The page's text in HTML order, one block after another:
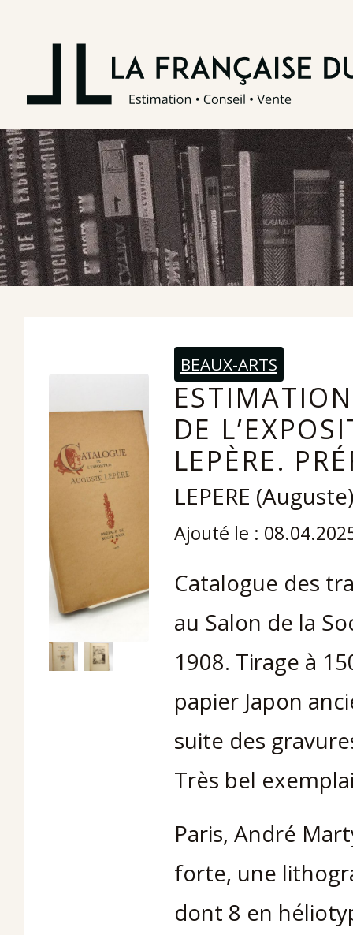
BEAUX-ARTS
DE
LEPÈRE.
LEPERE (Auguste)
Ajouté le :
Catalogue des
au Salon de la
1908. Tirage à
papier Japon
suite des
Très bel
Paris, André
forte, une
dont 8 en